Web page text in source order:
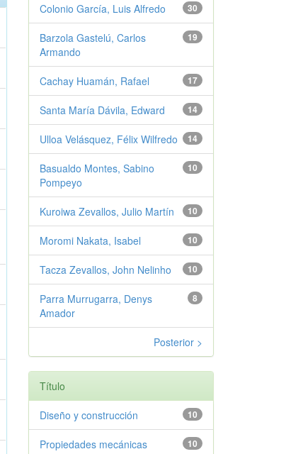
30
Colonio García, Luis Alfredo
19
Barzola Gastelú, Carlos
Armando
17
Cachay Huamán, Rafael
14
Santa María Dávila, Edward
14
Ulloa Velásquez, Félix Wilfredo
10
Basualdo Montes, Sabino
Pompeyo
10
Kuroiwa Zevallos, Julio Martín
10
Moromi Nakata, Isabel
10
Tacza Zevallos, John Nelinho
8
Parra Murrugarra, Denys
Amador
Posterior >
Título
10
Diseño y construcción
10
Propiedades mecánicas